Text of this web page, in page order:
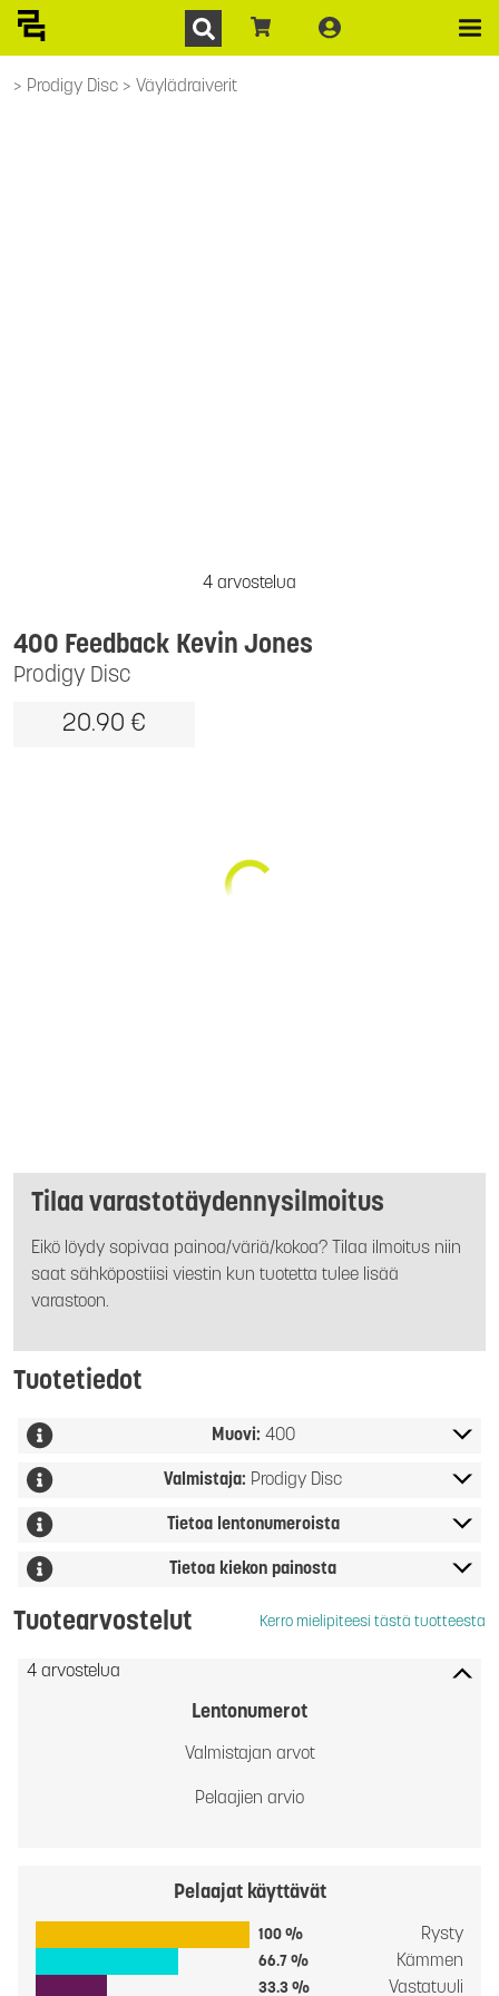
Prodigy Disc Väylädraiverit
4 arvostelua
Prodigy Disc
400 Feedback Kevin Jones
20.90 €
Tilaa varastotäydennysilmoitus
Eikö löydy sopivaa painoa/väriä/kokoa? Tilaa ilmoitus niin
saat sähköpostiisi viestin kun tuotetta tulee lisää
varastoon.
Tuotetiedot
Muovi: 400
Valmistaja: Prodigy Disc
Tietoa lentonumeroista
Tietoa kiekon painosta
Tuotearvostelut Kerro mielipiteesi tästä tuotteesta
4 arvostelua
Lentonumerot
Valmistajan arvot
Pelaajien arvio
Pelaajat käyttävät
100 % Rysty
66.7 % Kämmen
33.3 % Vastatuuli